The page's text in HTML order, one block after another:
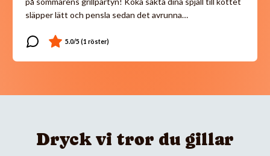
släpper lätt och pensla sedan det avrunna…
Dryck vi tror du gillar